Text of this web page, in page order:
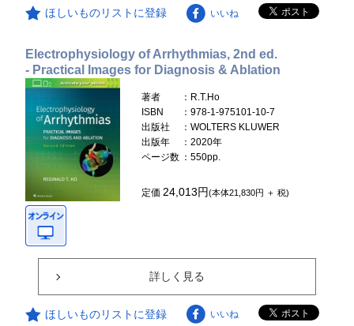
ほしいものリストに登録 いいね
Electrophysiology of Arrhythmias, 2nd ed.
- Practical Images for Diagnosis & Ablation
著者
：R.T.Ho
ISBN
：978-1-975101-10-7
出版社
：WOLTERS KLUWER
出版年
：2020年
ページ数 ：550pp.
定価24,013円(本体21,830円 ＋ 税)
詳しく見る
ほしいものリストに登録 いいね